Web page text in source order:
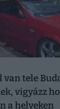
van tele
vigyázz
a helyeken